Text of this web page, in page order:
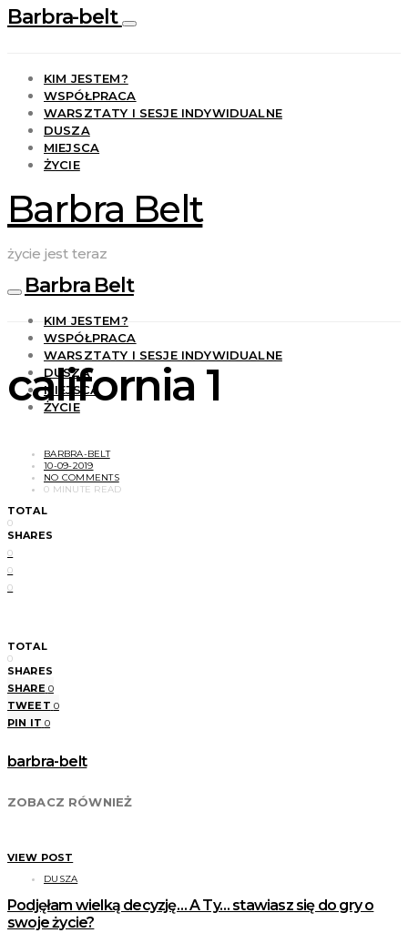
Barbra-belt
KIM JESTEM?
WSPÓŁPRACA
WARSZTATY I SESJE INDYWIDUALNE
DUSZA
MIEJSCA
ŻYCIE
Barbra Belt
życie jest teraz
Barbra Belt
KIM JESTEM?
WSPÓŁPRACA
WARSZTATY I SESJE INDYWIDUALNE
DUSZA
MIEJSCA
ŻYCIE
california 1
BARBRA-BELT
10-09-2019
NO COMMENTS
0 MINUTE READ
TOTAL
0
SHARES
0
0
0
TOTAL
0
SHARES
SHARE 0
TWEET 0
PIN IT 0
barbra-belt
ZOBACZ RÓWNIEŻ
VIEW POST
DUSZA
Podjęłam wielką decyzję… A Ty… stawiasz się do gry o
swoje życie?